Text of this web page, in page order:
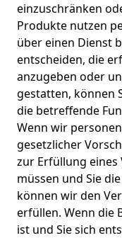
einzuschränken
Produkte nutzen
über einen Dienst
entscheiden, die
anzugeben oder
gestatten, können
die betreffende
Wenn wir
gesetzlicher
zur Erfüllung
müssen und Sie
können wir den
erfüllen. Wenn die
ist und Sie sich